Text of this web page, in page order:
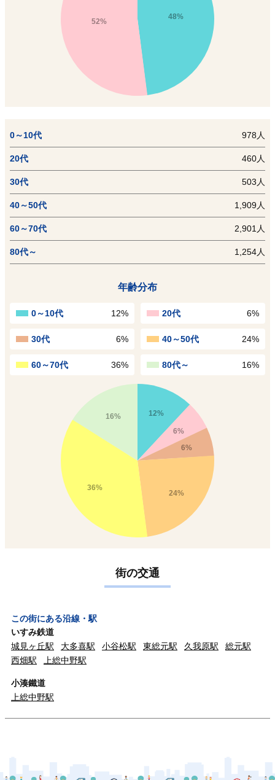
48%
52%
0～10代 978人
20代 460人
30代 503人
40～50代 1,909人
60～70代 2,901人
80代～ 1,254人
年齢分布
0～10代 12% 20代 6%
30代 6% 40～50代 24%
60～70代 36% 80代～ 16%
12%
6%
6%
24%
36%
16%
街の交通
この街にある沿線・駅
いすみ鉄道
城見ヶ丘駅
大多喜駅 小谷松駅 東総元駅 久我原駅
総元駅
西畑駅
上総中野駅
小湊鐵道
上総中野駅